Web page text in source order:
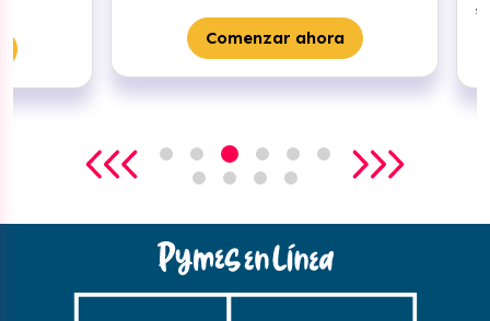
Comenzar ahora
sus